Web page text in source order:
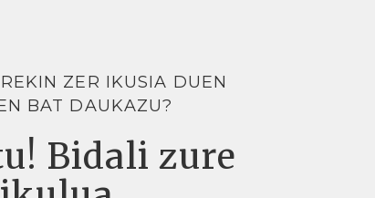
ZER IKUSIA DUEN
BAT DAUKAZU?
Bidali zure